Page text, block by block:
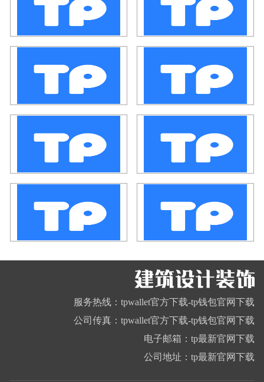
服务热线：tpwallet官方下载-tp钱包官网下载
公司传真：tpwallet官方下载-tp钱包官网下载
电子邮箱：tp最新官网下载
公司地址：tp最新官网下载